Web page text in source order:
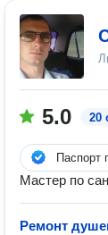
5.0 20
Паспорт
Мастер по
Ремонт